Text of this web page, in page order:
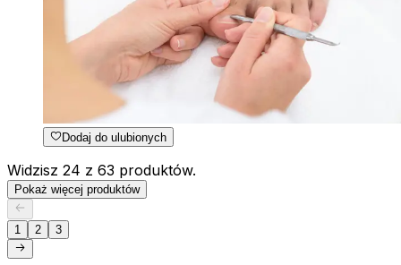
Dodaj do ulubionych
Widzisz 24 z 63 produktów.
Pokaż więcej produktów
1 2 3